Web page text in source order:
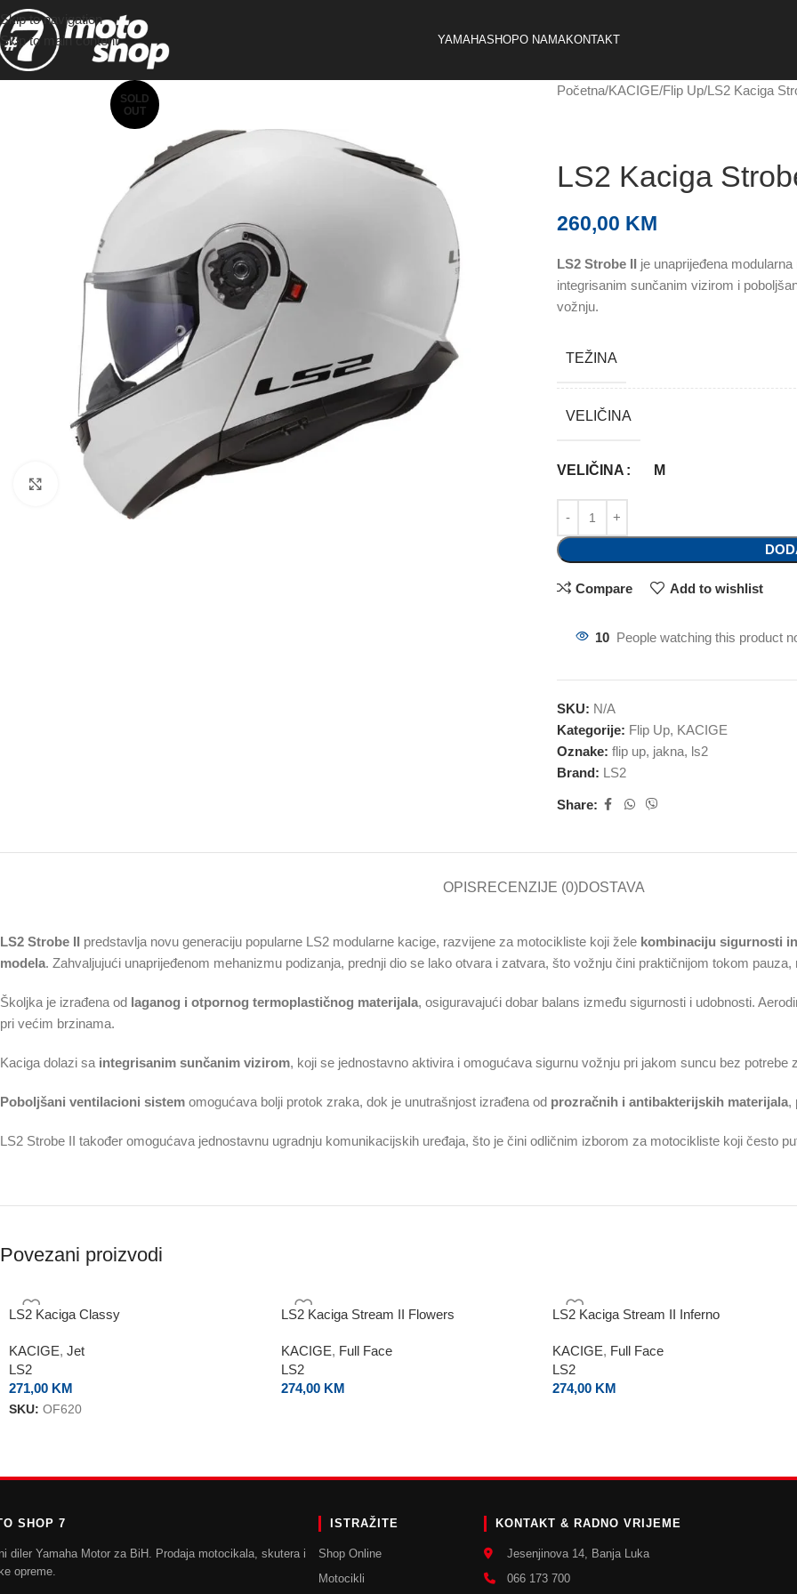
Skip to navigation
Skip to main content
YAMAHASHOPO NAMAKONTAKT
SOLD
OUT
Click to enlarge
Početna KACIGE Flip Up LS2 Kaciga
LS2 Kaciga
260,00 KM
LS2 Strobe IIje unaprijeđena
integrisanim sunčanim vizirom i
vožnju.
TEŽINA
VELIČINA
VELIČINA M
Compare Add to wishlist
10 People watching this product
SKU: N/A
Kategorije: Flip Up, KACIGE
Oznake: flip up, jakna, ls2
Brand: LS2
Share:
OPISRECENZIJE (0)DOSTAVA
LS2 Strobe II predstavlja novu generaciju popularne LS2 modularne kacige, razvijene za motocikliste koji žele kombinaciju sigurnosti
modela. Zahvaljujući unaprijeđenom mehanizmu podizanja, prednji dio se lako otvara i zatvara, što vožnju čini praktičnijom tokom
Školjka je izrađena od laganog i otpornog termoplastičnog materijala, osiguravajući dobar balans između sigurnosti i udobnosti.
pri većim brzinama.
Kaciga dolazi sa integrisanim sunčanim vizirom, koji se jednostavno aktivira i omogućava sigurnu vožnju pri jakom suncu bez potrebe
Poboljšani ventilacioni sistem omogućava bolji protok zraka, dok je unutrašnjost izrađena od prozračnih i antibakterijskih materijala,
LS2 Strobe II također omogućava jednostavnu ugradnju komunikacijskih uređaja, što je čini odličnim izborom za motocikliste koji često
Povezani proizvodi
LS2 Kaciga Classy
KACIGE, Jet
LS2
271,00 KM
SKU: OF620
LS2 Kaciga Stream II Flowers
KACIGE, Full Face
LS2
274,00 KM
LS2 Kaciga Stream II Inferno
KACIGE, Full Face
LS2
274,00 KM
SHOP 7
diler Yamaha Motor za BiH. Prodaja motocikala, skutera i
opreme.
ISTRAŽITE
Shop Online
Motocikli
KONTAKT & RADNO VRIJEME
Jesenjinova 14, Banja Luka
066 173 700